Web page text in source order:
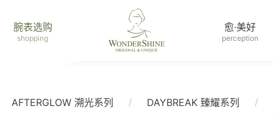
腕表选购
shopping
愈·美好
perception
AFTERGLOW 溯光系列 / DAYBREAK 臻耀系列 /